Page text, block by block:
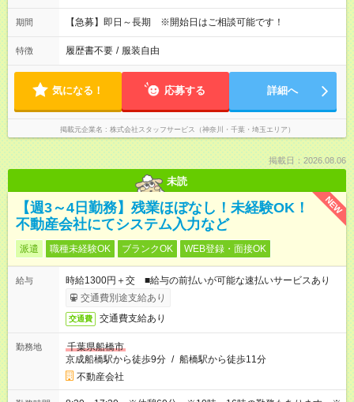
期間 【急募】即日～長期 ※開始日はご相談可能です！
特徴 履歴書不要 / 服装自由
気になる！ 応募する 詳細へ
掲載元企業名 株式会社スタッフサービス（神奈川・千葉・埼玉エリア）
掲載日：2026.08.06
未読
NEW
【週3～4日勤務】残業ほぼなし！未経験OK！
不動産会社にてシステム入力など
派遣 職種未経験OK ブランクOK WEB登録・面接OK
給与
時給1300円＋交 ■給与の前払いが可能な速払いサービスあり
交通費別途支給あり
交通費 交通費支給あり
勤務地
千葉県船橋市
京成船橋駅から徒歩9分 / 船橋駅から徒歩11分
不動産会社